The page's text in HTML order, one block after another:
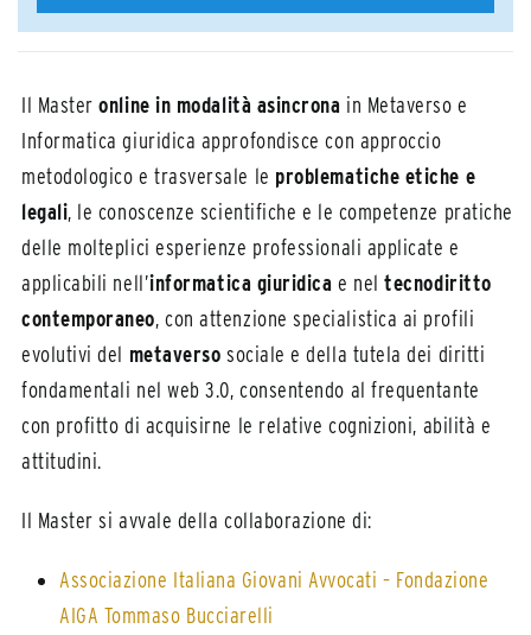
Il Master online in modalità asincrona in Metaverso e
Informatica giuridica approfondisce con approccio
metodologico e trasversale le problematiche etiche e
legali, le conoscenze scientifiche e le competenze pratiche
delle molteplici esperienze professionali applicate e
applicabili nell’informatica giuridicae nel tecnodiritto
contemporaneo, con attenzione specialistica ai profili
evolutivi del metaverso sociale e della tutela dei diritti
fondamentali nel web 3.0, consentendo al frequentante
con profitto di acquisirne le relative cognizioni, abilità e
attitudini.
Il Master si avvale della collaborazione di:
Associazione Italiana Giovani Avvocati – Fondazione
AIGA Tommaso Bucciarelli